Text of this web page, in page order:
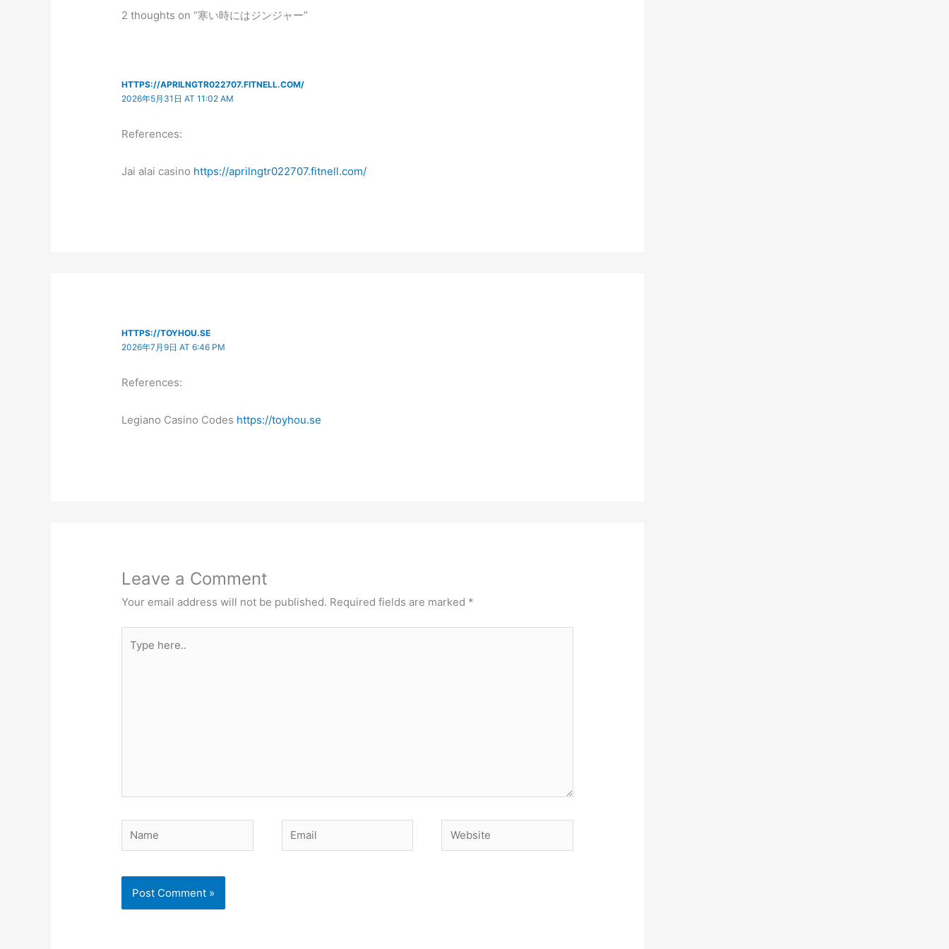
2 thoughts on “寒い時にはジンジャー”
HTTPS://APRILNGTR022707.FITNELL.COM/
2026年5月31日 AT 11:02 AM
References:
Jai alai casino https://aprilngtr022707.fitnell.com/
HTTPS://TOYHOU.SE
2026年7月9日 AT 6:46 PM
References:
Legiano Casino Codes https://toyhou.se
Leave a Comment
Your email address will not be published. Required fields are marked *
here..
Name Email Website